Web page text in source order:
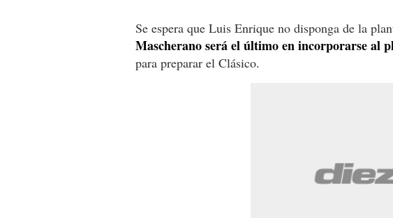
Se espera que Luis Enrique no disponga de la
Mascherano será el último en incorporarse al
para preparar el Clásico.